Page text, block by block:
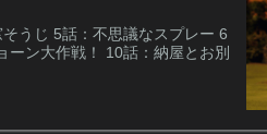
うじ 5話：不思議なスプレー 6
ン大作戦！ 10話：納屋とお別